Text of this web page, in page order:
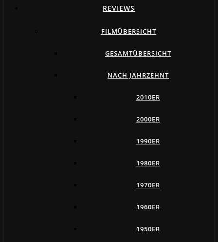
REVIEWS
FILMÜBERSICHT
GESAMTÜBERSICHT
NACH JAHRZEHNT
2010ER
2000ER
1990ER
1980ER
1970ER
1960ER
1950ER